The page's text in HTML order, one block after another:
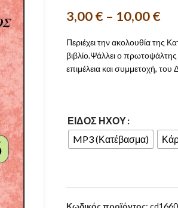
3,00€ – 10,00€
Περιέχει την ακολουθία της
βιβλίο.Ψάλλει ο πρωτοψάλτης
επιμέλεια και συμμετοχή,
ΕΊΔΟΣ ΉΧΟΥ
MP3 (Κατέβασμα)